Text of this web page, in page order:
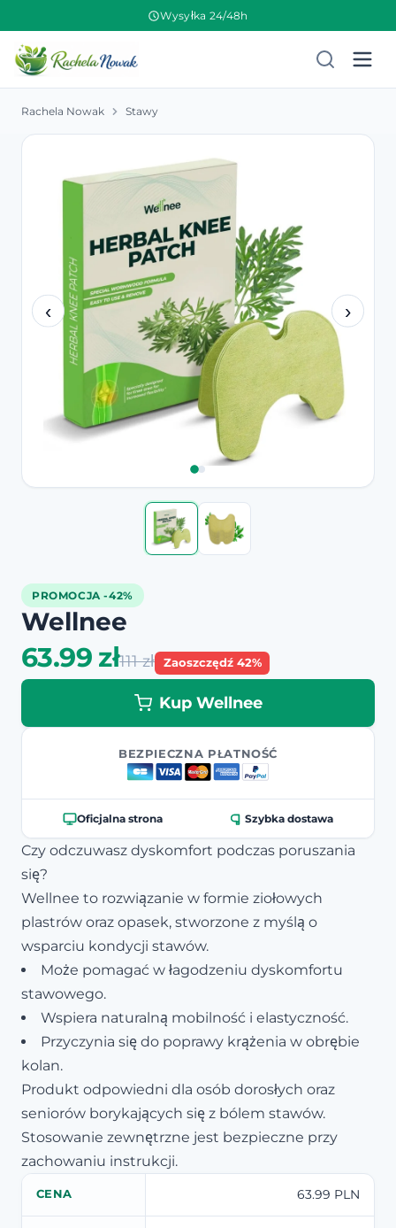
Wysyłka 24/48h
Rachela Nowak Stawy
‹ ›
PROMOCJA -42%
Wellnee
63.99 zł111 zł Zaoszczędź 42%
Kup Wellnee
BEZPIECZNA PŁATNOŚĆ
Oficjalna strona Szybka dostawa
Czy odczuwasz dyskomfort podczas poruszania
się?
Wellnee to rozwiązanie w formie ziołowych
plastrów oraz opasek, stworzone z myślą o
wsparciu kondycji stawów.
Może pomagać w łagodzeniu dyskomfortu
stawowego.
Wspiera naturalną mobilność i elastyczność.
Przyczynia się do poprawy krążenia w obrębie
kolan.
Produkt odpowiedni dla osób dorosłych oraz
seniorów borykających się z bólem stawów.
Stosowanie zewnętrzne jest bezpieczne przy
zachowaniu instrukcji.
CENA 63.99 PLN